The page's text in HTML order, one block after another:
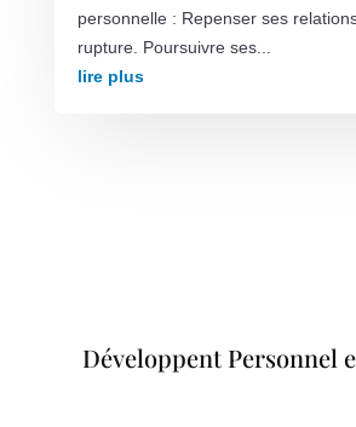
personnelle : Repenser ses
rupture. Poursuivre ses...
lire plus
Développent Personnel